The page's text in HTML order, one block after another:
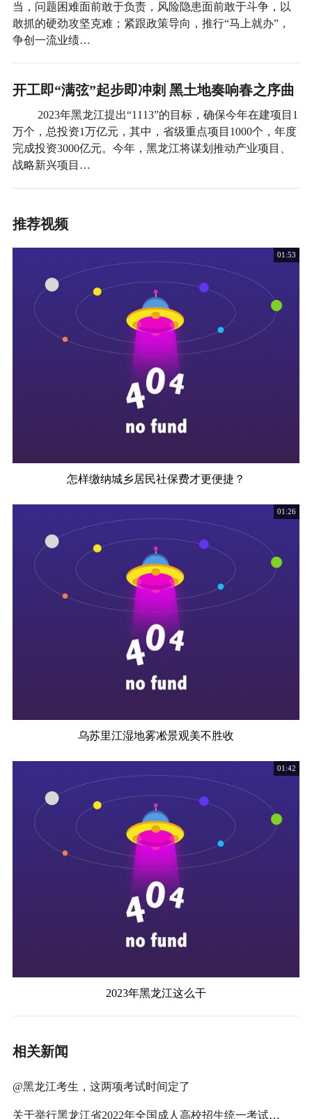
当，问题困难面前敢于负责，风险隐患面前敢于斗争，以
敢抓的硬劲攻坚克难；紧跟政策导向，推行“马上就办”，
争创一流业绩…
开工即“满弦”起步即冲刺 黑土地奏响春之序曲
2023年黑龙江提出“1113”的目标，确保今年在建项目1
万个，总投资1万亿元，其中，省级重点项目1000个，年度
完成投资3000亿元。今年，黑龙江将谋划推动产业项目、
战略新兴项目…
推荐视频
怎样缴纳城乡居民社保费才更便捷？
01:53
乌苏里江湿地雾凇景观美不胜收
01:26
2023年黑龙江这么干
01:42
相关新闻
@黑龙江考生，这两项考试时间定了
关于举行黑龙江省2022年全国成人高校招生统一考试（延考）的公告